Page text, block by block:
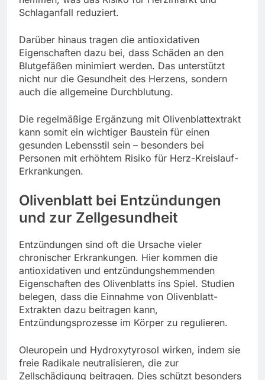
Schlaganfall reduziert.
Darüber hinaus tragen die antioxidativen
Eigenschaften dazu bei, dass Schäden an den
Blutgefäßen minimiert werden. Das unterstützt
nicht nur die Gesundheit des Herzens, sondern
auch die allgemeine Durchblutung.
Die regelmäßige Ergänzung mit Olivenblattextrakt
kann somit ein wichtiger Baustein für einen
gesunden Lebensstil sein – besonders bei
Personen mit erhöhtem Risiko für Herz-Kreislauf-
Erkrankungen.
Olivenblatt bei Entzündungen
und zur Zellgesundheit
Entzündungen sind oft die Ursache vieler
chronischer Erkrankungen. Hier kommen die
antioxidativen und entzündungshemmenden
Eigenschaften des Olivenblatts ins Spiel. Studien
belegen, dass die Einnahme von Olivenblatt-
Extrakten dazu beitragen kann,
Entzündungsprozesse im Körper zu regulieren.
Oleuropein und Hydroxytyrosol wirken, indem sie
freie Radikale neutralisieren, die zur
Zellschädigung beitragen. Dies schützt besonders